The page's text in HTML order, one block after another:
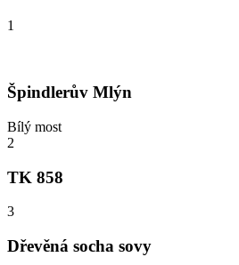
1
Špindlerův Mlýn
Bílý most
2
TK 858
3
Dřevěná socha sovy